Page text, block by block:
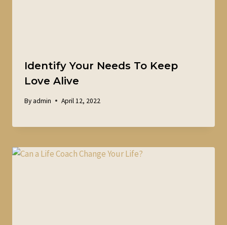
Identify Your Needs To Keep
Love Alive
Byadmin April 12, 2022